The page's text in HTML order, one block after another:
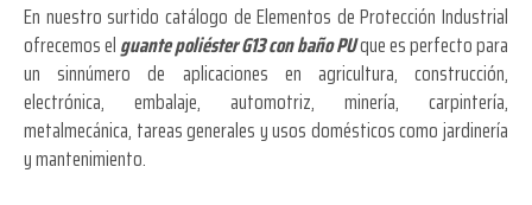
En nuestro surtido catálogo de Elementos de Protección Industrial
ofrecemos elguante poliéster G13 con baño PUque es perfecto para
un sinnúmero de aplicaciones en agricultura, construcción,
electrónica, embalaje, automotriz, minería, carpintería,
metalmecánica, tareas generales y usos domésticos como jardinería
y mantenimiento.